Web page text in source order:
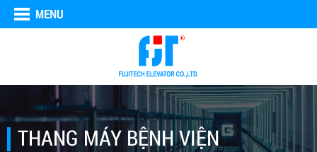
MENU
THANG MÁY BỆNH VIỆN